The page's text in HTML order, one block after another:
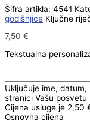
Šifra artikla: 4541
godišnjice Ključne
7,50 €
Tekstualna
Uključuje ime,
stranici Vašu
Cijena usluge je 2,50
Osnovna cijena